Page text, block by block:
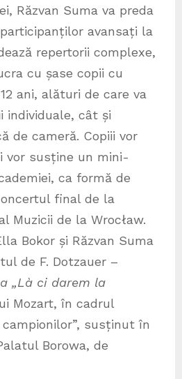
Răzvan Suma va preda
avansați la
repertorii complexe,
cu șase copii cu
ani, alături de care va
individuale, cât și
de cameră. Copiii vor
vor susține un mini-
ca formă de
final de la
Muzicii de la Wrocław.
Bokor și Răzvan Suma
de F. Dotzauer –
„Là ci darem la
Mozart, în cadrul
susținut în
Borowa, de